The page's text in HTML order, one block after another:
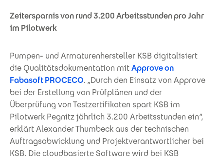
Zeitersparnis von rund 3.200 Arbeitsstunden pro Jahr
im Pilotwerk
Pumpen- und Armaturenhersteller KSB digitalisiert
die Qualitätsdokumentation mitApprove on
Fabasoft PROCECO. „Durch den Einsatz von Approve
bei der Erstellung von Prüfplänen und der
Überprüfung von Testzertifikaten spart KSB im
Pilotwerk Pegnitz jährlich 3.200 Arbeitsstunden ein“,
erklärt Alexander Thumbeck aus der technischen
Auftragsabwicklung und Projektverantwortlicher bei
KSB. Die cloudbasierte Software wird bei KSB